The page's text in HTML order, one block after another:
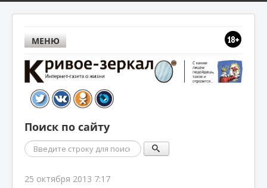
МЕНЮ
Поиск по сайту
Поиск
25 октября 2013 7:17